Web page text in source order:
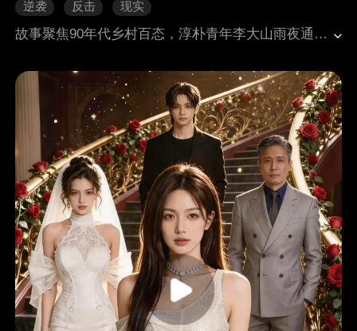
逆袭 反击 现实
故事聚焦90年代乡村百态，淳朴青年李大山雨夜通宵抽水，挽救邻居王老根、刘桂香家受暴雨和污水侵袭的秧苗，非但未获感恩，反倒被蛮横的刘桂香借机讹诈农药、水泵。刘桂香夫妇轻信所谓兄弟情谊，低价购入奸商劣质水泵，执意赌气不用李大山的设备，硬生生拖垮自家秧田。后续刘桂香数次撒泼耍赖、恩将仇报，甚至持械伤人触犯法律，最终落得牢狱、无家可归的悲惨下场。反观李大山，历经刁难依旧坚守善良与底线，凭借过硬手艺和正直品性，带领村民发展农机产业，逆袭成才，收获安稳人生与全村敬重。